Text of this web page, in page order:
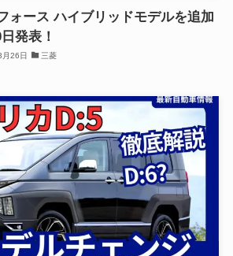
ォース ハイブリッドモデルを追加
発表！
26日 三菱